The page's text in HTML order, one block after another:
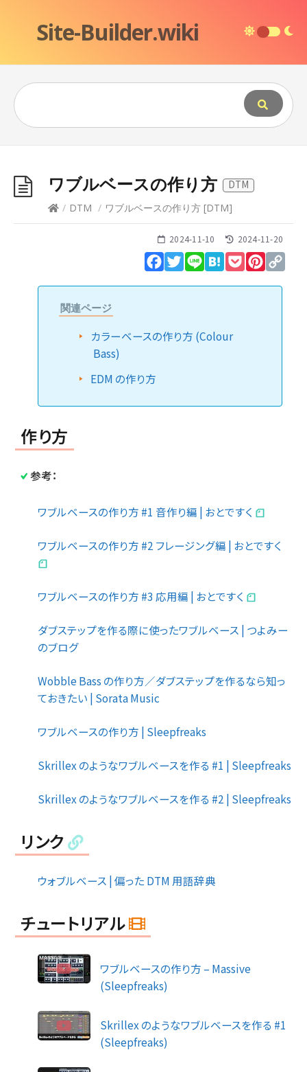
Site-Builder.wiki
ワブルベースの作り方
DTM
/ DTM / ワブルベースの作り方 [DTM]
2024-11-10 2024-11-20
Facebook
Twitter
Line HatenaPocket
関連ページ
カラーベースの作り方 (Colour
Bass)
EDM の作り方
作り方
参考：
ワブルベースの作り方 #1 音作り編 | おとですく
ワブルベースの作り方 #2 フレージング編 | おとですく
ワブルベースの作り方 #3 応用編 | おとですく
ダブステップを作る際に使ったワブルベース | つよみー
のブログ
Wobble Bass の作り方／ダブステップを作るなら知っ
ておきたい | Sorata Music
ワブルベースの作り方 | Sleepfreaks
Skrillex のようなワブルベースを作る #1 | Sleepfreaks
Skrillex のようなワブルベースを作る #2 | Sleepfreaks
リンク
ウォブルベース | 偏った DTM 用語辞典
チュートリアル
ワブルベースの作り方 – Massive
(Sleepfreaks)
Skrillex のようなワブルベースを作る #1
(Sleepfreaks)